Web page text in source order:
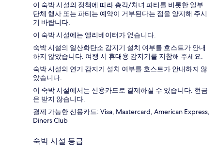
이 숙박 시설의 정책에 따라 총각/처녀 파티를 비롯한 일부
단체 행사 또는 파티는 예약이 거부된다는 점을 양지해 주시
기 바랍니다.
이 숙박 시설에는 엘리베이터가 없습니다.
숙박 시설의 일산화탄소 감지기 설치 여부를 호스트가 안내
하지 않았습니다. 여행 시 휴대용 감지기를 지참해 주세요.
숙박 시설의 연기 감지기 설치 여부를 호스트가 안내하지 않
았습니다.
이 숙박 시설에서는 신용카드로 결제하실 수 있습니다. 현금
은 받지 않습니다.
결제 가능한 신용카드: Visa, Mastercard, American Express,
Diners Club
숙박 시설 등급